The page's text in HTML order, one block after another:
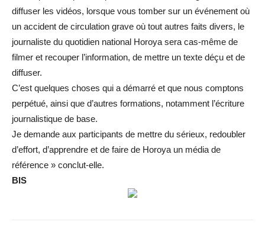
diffuser les vidéos, lorsque vous tomber sur un événement où
un accident de circulation grave où tout autres faits divers, le
journaliste du quotidien national Horoya sera cas-même de
filmer et recouper l’information, de mettre un texte déçu et de
diffuser.
C’est quelques choses qui a démarré et que nous comptons
perpétué, ainsi que d’autres formations, notamment l’écriture
journalistique de base.
Je demande aux participants de mettre du sérieux, redoubler
d’effort, d’apprendre et de faire de Horoya un média de
référence » conclut-elle.
BIS